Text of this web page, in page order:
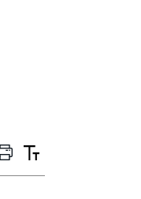
프
트
텍
트